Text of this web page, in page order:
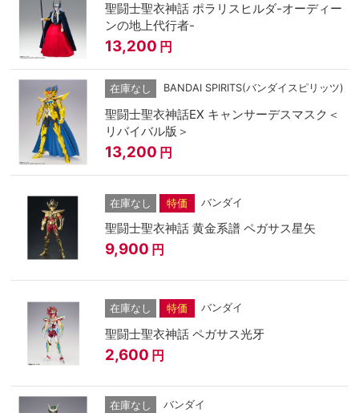
聖闘士聖衣神話 ポラリスヒルダ-オーディー
ンの地上代行者-
13,200 円
在庫なし BANDAI SPIRITS(バンダイスピリッツ)
聖闘士聖衣神話EX キャンサーデスマスク＜
リバイバル版＞
13,200 円
在庫なし 特価 バンダイ
聖闘士聖衣神話 黄金系譜 ペガサス星矢
9,900 円
在庫なし 特価 バンダイ
聖闘士聖衣神話 ペガサス光牙
2,600 円
在庫なし バンダイ